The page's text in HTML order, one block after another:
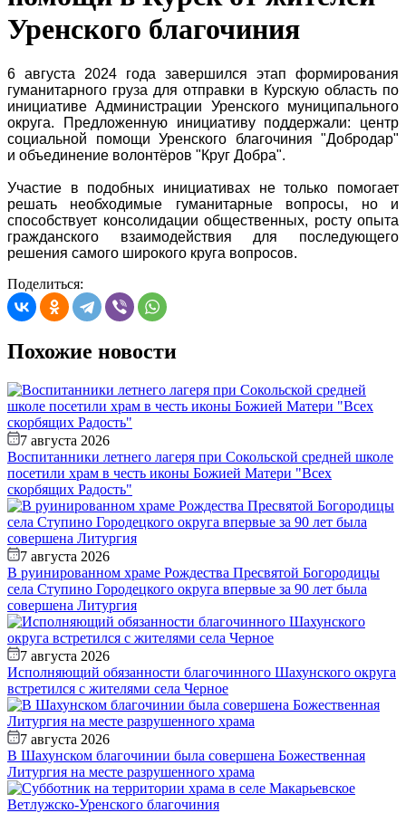
Уренского благочиния
6 августа 2024 года завершился этап формирования
гуманитарного груза для отправки в Курскую область по
инициативе Администрации Уренского муниципального
округа. Предложенную инициативу поддержали: центр
социальной помощи Уренского благочиния "Добродар"
и объединение волонтёров "Круг Добра".
Участие в подобных инициативах не только помогает
решать необходимые гуманитарные вопросы, но и
способствует консолидации общественных, росту опыта
гражданского взаимодействия для последующего
решения самого широкого круга вопросов.
Поделиться:
Похожие новости
7 августа 2026
Воспитанники летнего лагеря при Сокольской средней школе
посетили храм в честь иконы Божией Матери "Всех
скорбящих Радость"
7 августа 2026
В руинированном храме Рождества Пресвятой Богородицы
села Ступино Городецкого округа впервые за 90 лет была
совершена Литургия
7 августа 2026
Исполняющий обязанности благочинного Шахунского округа
встретился с жителями села Черное
7 августа 2026
В Шахунском благочинии была совершена Божественная
Литургия на месте разрушенного храма